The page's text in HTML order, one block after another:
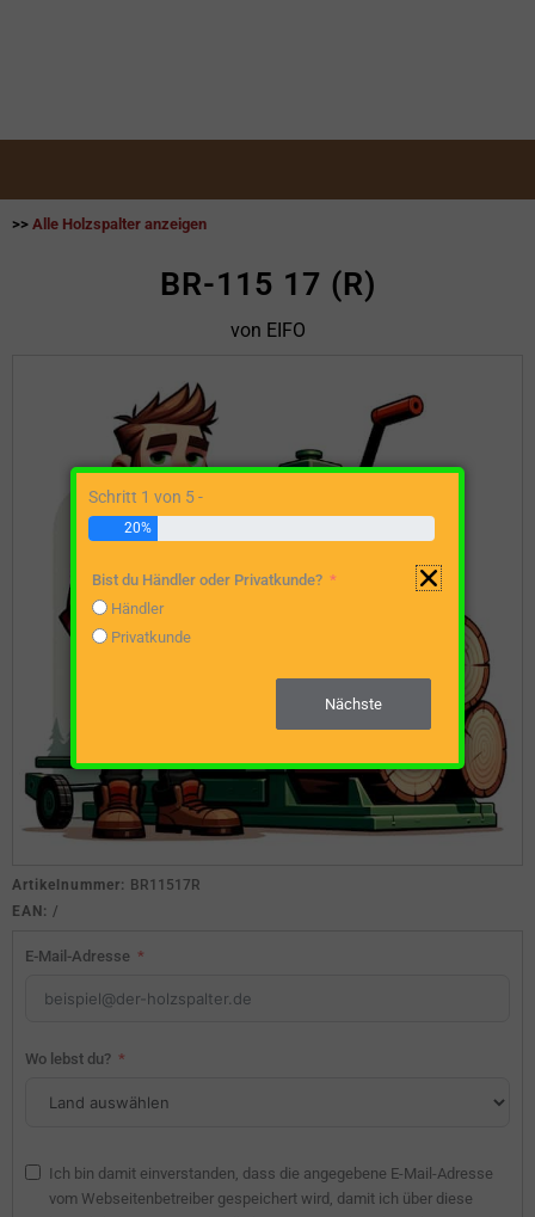
>> Alle Holzspalter anzeigen
BR-115 17 (R)
von EIFO
Artikelnummer: BR11517R
EAN: /
E-Mail-Adresse
Wo lebst du?
Ich bin damit einverstanden, dass die angegebene E-Mail-Adresse
vom Webseitenbetreiber gespeichert wird, damit ich über diese
Schritt 1 von 5 -
20%
Bist du Händler oder Privatkunde?
Händler
Privatkunde
Nächste